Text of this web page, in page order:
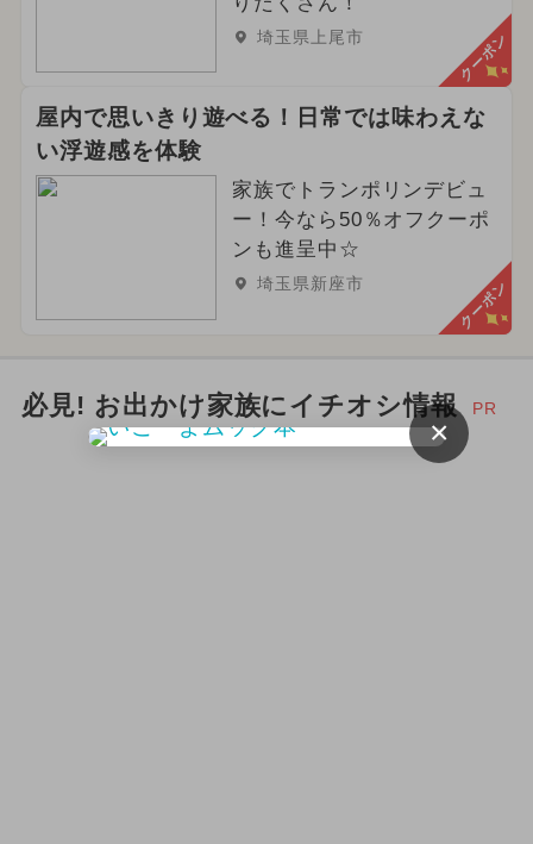
埼玉県上尾市 クーポン
屋内で思いきり遊べる！日常では味わえな
い浮遊感を体験
家族でトランポリンデビュ
ー！今なら50％オフクーポ
ンも進呈中☆
埼玉県新座市 クーポン
必見! お出かけ家族にイチオシ情報 PR
×